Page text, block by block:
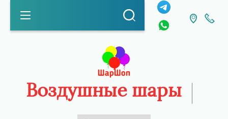
Воздушные шары